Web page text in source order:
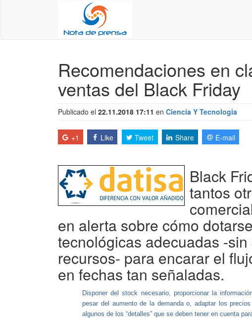
Recomendaciones en
ventas del Black Friday
Publicado el 22.11.2018 17:11 en Ciencia Y Tecnologia
+1 Like Tweet Share E-mail
Black
tantos
en alerta sobre cómo
tecnológicas adecuadas -
recursos- para encarar el
en fechas tan señaladas.
Disponer del stock necesario, proporcionar la
pesar del aumento de la demanda o, adaptar los
algunos de los “detalles” que se deben tener en cuenta